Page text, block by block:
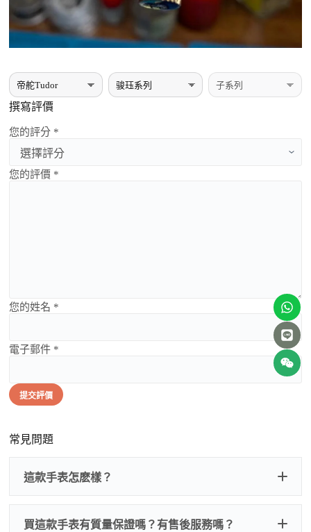
撰寫評價
您的評分 *
您的評價 *
您的姓名 *
電子郵件 *
提交評價
常見問題
這款手表怎麽樣？
買這款手表有質量保證嗎？有售後服務嗎？